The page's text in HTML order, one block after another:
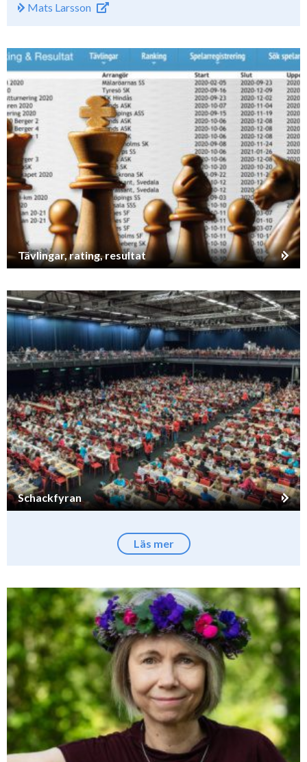
Mats Larsson
Tävlingar, rating, resultat
Schackfyran
Läs mer